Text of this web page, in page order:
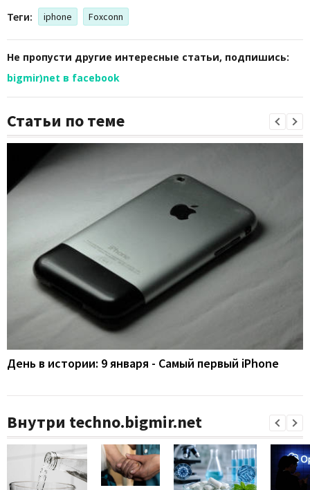
Теги: iphone Foxconn
Не пропусти другие интересные статьи, подпишись:
bigmir)net в facebook
Статьи по теме
День в истории: 9 января - Самый первый iPhone
Внутри techno.bigmir.net